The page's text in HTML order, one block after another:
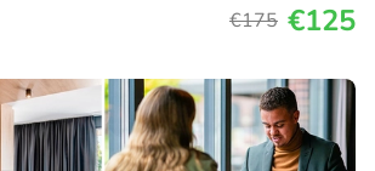
€175 €125